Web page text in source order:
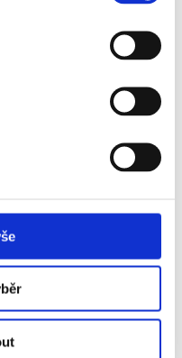
+11 780 Kč